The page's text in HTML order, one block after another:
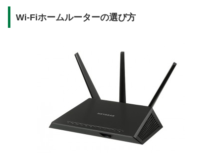
Wi-Fiホームルーターの選び方